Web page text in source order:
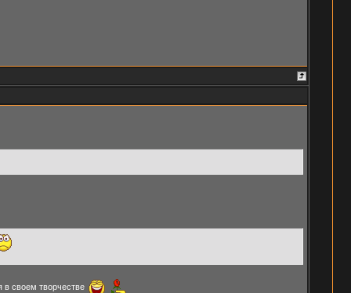
в своем творчестве